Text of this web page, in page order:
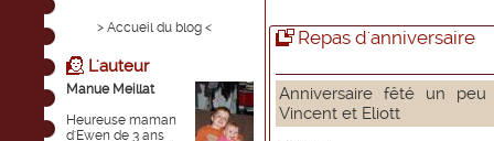
> Accueil du blog <
L'auteur
Manue Meillat
Heureuse maman
d'Ewen de 3 ans
Repas d'anniversaire
Anniversaire fêté un
Vincent et Eliott